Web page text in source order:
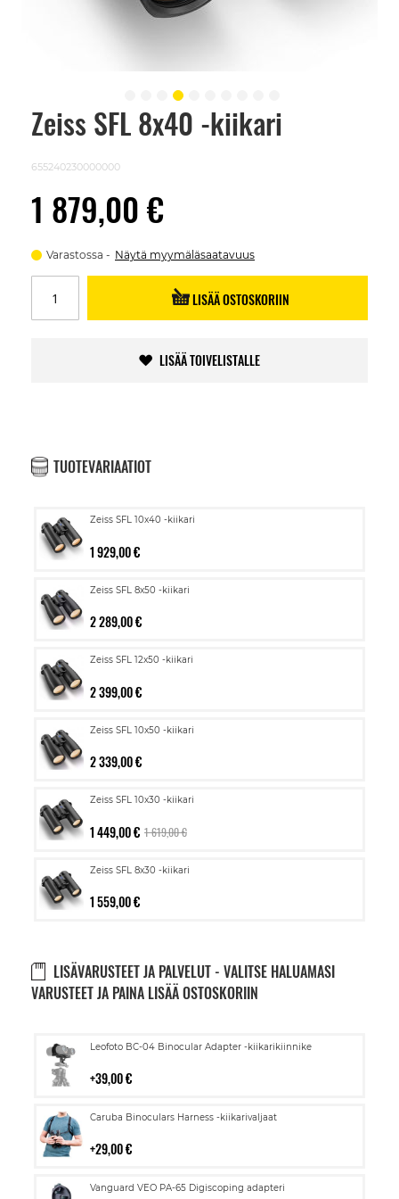
Zeiss SFL 8x40 -kiikari
655240230000000
1 879,00 €
Varastossa Näytä myymäläsaatavuus
LISÄÄ OSTOSKORIIN
LISÄÄ TOIVELISTALLE
TUOTEVARIAATIOT
Zeiss SFL 10x40 -kiikari
1 929,00 €
Zeiss SFL 8x50 -kiikari
2 289,00 €
Zeiss SFL 12x50 -kiikari
2 399,00 €
Zeiss SFL 10x50 -kiikari
2 339,00 €
Zeiss SFL 10x30 -kiikari
1 449,00 € 1 619,00 €
Zeiss SFL 8x30 -kiikari
1 559,00 €
LISÄVARUSTEET JA PALVELUT - VALITSE HALUAMASI
VARUSTEET JA PAINA LISÄÄ OSTOSKORIIN
Leofoto BC-04 Binocular Adapter -kiikarikiinnike
39,00 €
Lisää
Caruba Binoculars Harness -kiikarivaljaat
29,00 €
Lisää
Vanguard VEO PA-65 Digiscoping adapteri
Lisää
Skip
images